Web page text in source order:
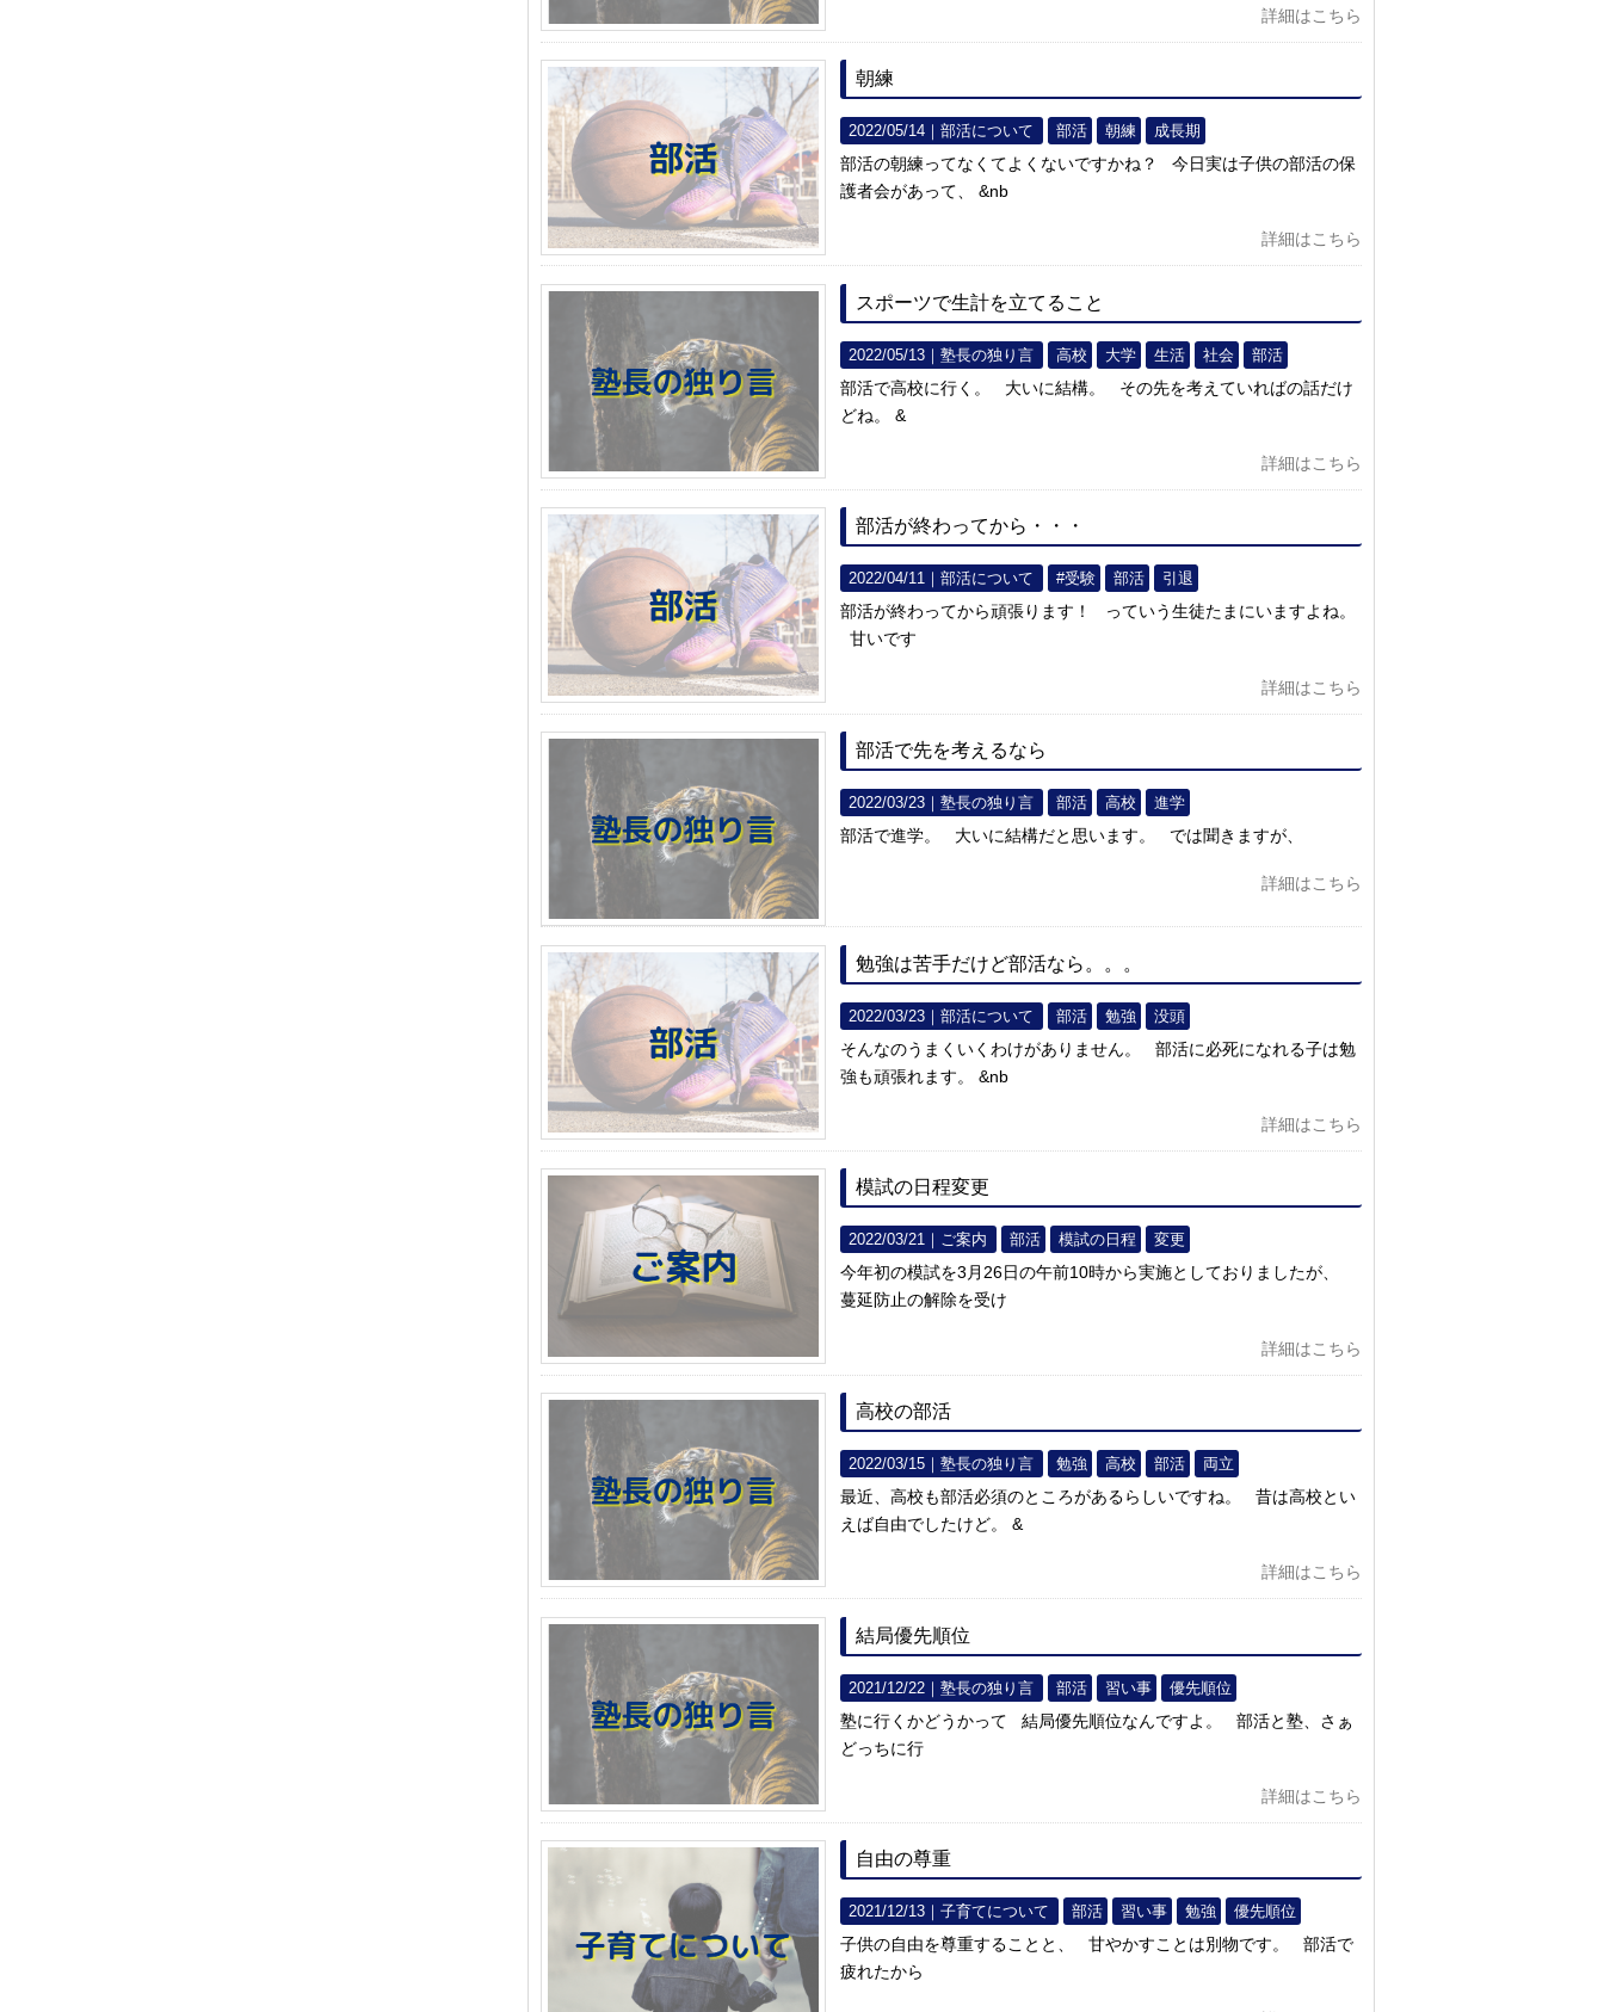
詳細はこちら
朝練
2022/05/14｜部活について 部活 朝練 成長期
部活の朝練ってなくてよくないですかね？ 今日実は子供の部活の保
護者会があって、 &nb
詳細はこちら
スポーツで生計を立てること
2022/05/13｜塾長の独り言 高校 大学 生活 社会 部活
部活で高校に行く。 大いに結構。 その先を考えていればの話だけ
どね。 &
詳細はこちら
部活が終わってから・・・
2022/04/11｜部活について #受験 部活 引退
部活が終わってから頑張ります！ っていう生徒たまにいますよね。
甘いです
詳細はこちら
部活で先を考えるなら
2022/03/23｜塾長の独り言 部活 高校 進学
部活で進学。 大いに結構だと思います。 では聞きますが、
詳細はこちら
勉強は苦手だけど部活なら。。。
2022/03/23｜部活について 部活 勉強 没頭
そんなのうまくいくわけがありません。 部活に必死になれる子は勉
強も頑張れます。 &nb
詳細はこちら
模試の日程変更
2022/03/21｜ ご案内 部活 模試の日程 変更
今年初の模試を3月26日の午前10時から実施としておりましたが、
蔓延防止の解除を受け
詳細はこちら
高校の部活
2022/03/15｜塾長の独り言 勉強 高校 部活 両立
最近、高校も部活必須のところがあるらしいですね。 昔は高校とい
えば自由でしたけど。 &
詳細はこちら
結局優先順位
2021/12/22｜塾長の独り言 部活 習い事 優先順位
塾に行くかどうかって 結局優先順位なんですよ。 部活と塾、さぁ
どっちに行
詳細はこちら
自由の尊重
2021/12/13｜子育てについて 部活 習い事 勉強 優先順位
子供の自由を尊重することと、 甘やかすことは別物です。 部活で
疲れたから